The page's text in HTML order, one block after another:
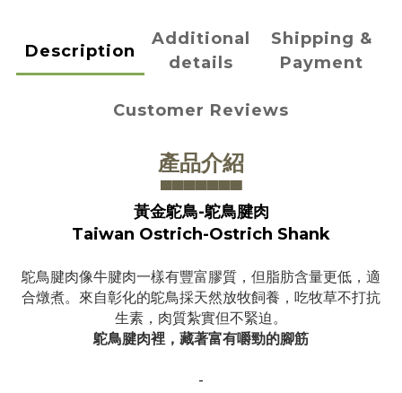
Description
Additional
details
Shipping &
Payment
Customer Reviews
產品介紹
▀▀▀▀▀▀▀
黃金鴕鳥-鴕鳥腱肉
Taiwan Ostrich-Ostrich Shank
鴕鳥腱肉像牛腱肉一樣有豐富膠質，但脂肪含量更低，適
合燉煮。 來自彰化的鴕鳥採天然放牧飼養，吃牧草不打抗
生素，肉質紮實但不緊迫。
鴕鳥腱肉裡，藏著富有嚼勁的腳筋
-